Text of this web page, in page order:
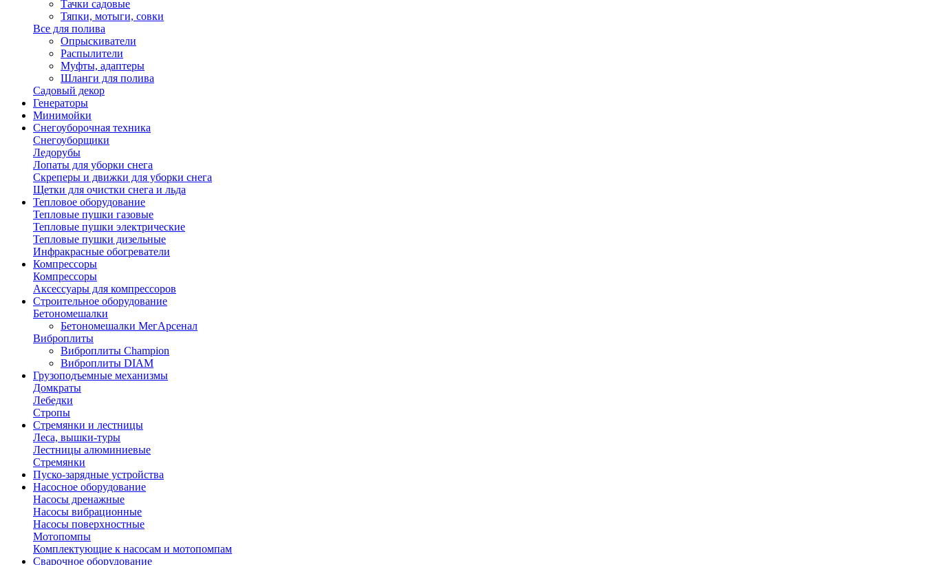
Тачки садовые
Тяпки, мотыги, совки
Все для полива
Опрыскиватели
Распылители
Муфты, адаптеры
Шланги для полива
Садовый декор
Генераторы
Минимойки
Снегоуборочная техника
Снегоуборщики
Ледорубы
Лопаты для уборки снега
Скреперы и движки для уборки снега
Щетки для очистки снега и льда
Тепловое оборудование
Тепловые пушки газовые
Тепловые пушки электрические
Тепловые пушки дизельные
Инфракрасные обогреватели
Компрессоры
Компрессоры
Аксессуары для компрессоров
Строительное оборудование
Бетономешалки
Бетономешалки МегАрсенал
Виброплиты
Виброплиты Champion
Виброплиты DIAM
Грузоподъемные механизмы
Домкраты
Лебедки
Стропы
Стремянки и лестницы
Леса, вышки-туры
Лестницы алюминиевые
Стремянки
Пуско-зарядные устройства
Насосное оборудование
Насосы дренажные
Насосы вибрационные
Насосы поверхностные
Мотопомпы
Комплектующие к насосам и мотопомпам
Сварочное оборудование